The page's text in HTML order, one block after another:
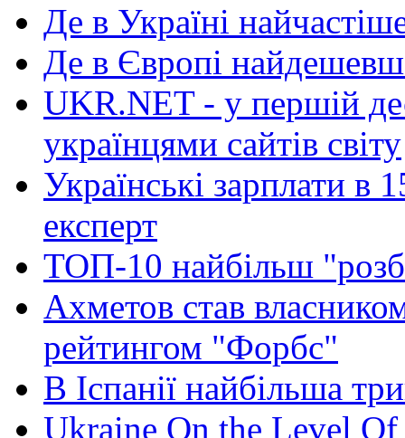
Де в Україні
Де в Європі
UKR.NET - у першій
українцями сайтів світу
Українські зарплати в
експерт
ТОП-10 найбільш
Ахметов став
рейтингом "Форбс"
В Іспанії найбільша
Ukraine On the Level